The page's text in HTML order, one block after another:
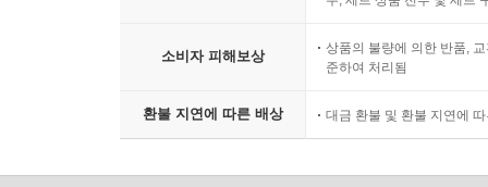
소비자 피해보상
상품의 불량에 의한 반품,
준하여 처리됨
환불 지연에 따른 배상 대금 환불 및 환불 지연에